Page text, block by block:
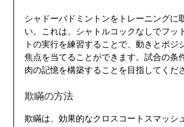
シャドーバドミントンをトレーニングに
い。これは、シャトルコックなしでフッ
トの実行を練習することで、動きとポジ
焦点を当てることができます。試合の条
肉の記憶を構築することを目指してくだ
欺瞞の方法
欺瞞は、効果的なクロスコートスマッシ